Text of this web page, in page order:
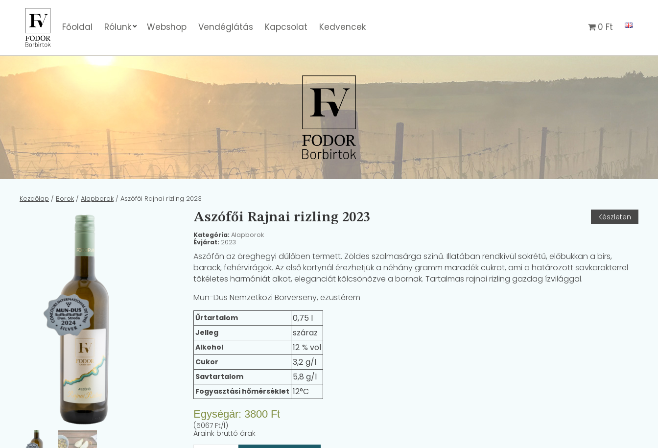
Főoldal Rólunk Webshop Vendéglátás Kapcsolat Kedvencek 0 Ft
Kezdőlap / Borok / Alapborok / Aszófői Rajnai rizling 2023
Készleten
Aszófői Rajnai rizling 2023
Kategória: Alapborok
Évjárat: 2023
Aszófőn az öreghegyi dűlőben termett. Zöldes szalmasárga színű. Illatában rendkívül sokrétű, előbukkan a birs,
barack, fehérvirágok. Az első kortynál érezhetjük a néhány gramm maradék cukrot, ami a határozott savkarakterrel
tökéletes harmóniát alkot, eleganciát kölcsönözve a bornak. Tartalmas rajnai rizling gazdag ízvilággal.
Mun-Dus Nemzetközi Borverseny, ezüstérem
Űrtartalom 0,75 l
Jelleg száraz
Alkohol 12
Cukor 3,2
Savtartalom 5,8 g/l
Fogyasztási hőmérséklet 12°C
Egységár: 3800 Ft
(5067 Ft/l)
Áraink bruttó árak